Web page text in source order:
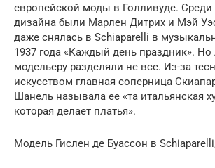
европейской моды в Голливуде.
дизайна были Марлен Дитрих и Мэй
даже снялась в Schiaparelli в
1937 года «Каждый день праздник».
модельеру разделяли не все. Из-за
искусством главная соперница
Шанель называла ее «та итальянская
которая делает платья».
Модель Гислен де Буассон в